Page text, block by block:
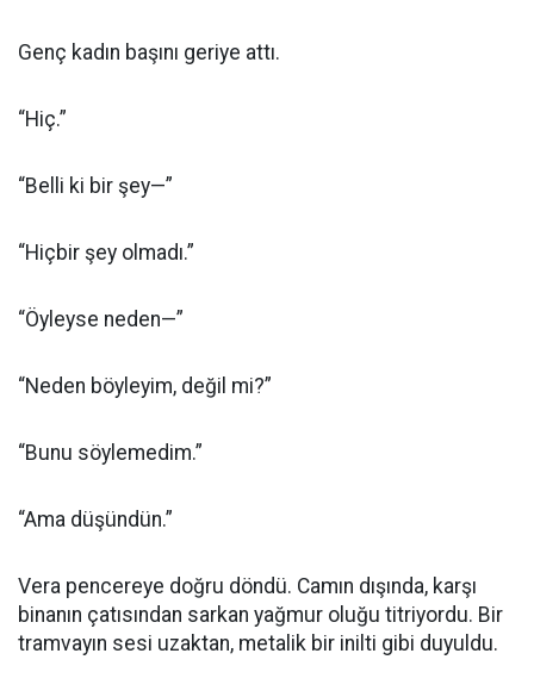
Genç kadın başını geriye attı.
“Hiç.”
“Belli ki bir şey—”
“Hiçbir şey olmadı.”
“Öyleyse neden—”
“Neden böyleyim, değil mi?”
“Bunu söylemedim.”
“Ama düşündün.”
Vera pencereye doğru döndü. Camın dışında, karşı
binanın çatısından sarkan yağmur oluğu titriyordu. Bir
tramvayın sesi uzaktan, metalik bir inilti gibi duyuldu.